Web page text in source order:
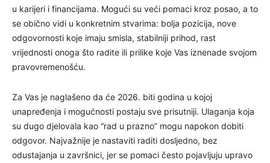
u karijeri i financijama. Mogući su veći pomaci kroz posao, a to
se obično vidi u konkretnim stvarima: bolja pozicija, nove
odgovornosti koje imaju smisla, stabilniji prihod, rast
vrijednosti onoga što radite ili prilike koje Vas iznenade svojom
pravovremenošću.
Za Vas je naglašeno da će 2026. biti godina u kojoj
unapređenja i mogućnosti postaju sve prisutniji. Ulaganja koja
su dugo djelovala kao “rad u prazno” mogu napokon dobiti
odgovor. Najvažnije je nastaviti raditi dosljedno, bez
odustajanja u završnici, jer se pomaci često pojavljuju upravo